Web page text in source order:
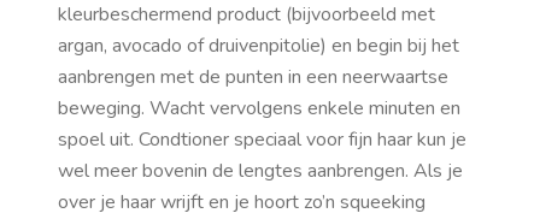
kleurbeschermend product (bijvoorbeeld met
argan, avocado of druivenpitolie) en begin bij het
aanbrengen met de punten in een neerwaartse
beweging. Wacht vervolgens enkele minuten en
spoel uit. Condtioner speciaal voor fijn haar kun je
wel meer bovenin de lengtes aanbrengen. Als je
over je haar wrijft en je hoort zo’n squeeking